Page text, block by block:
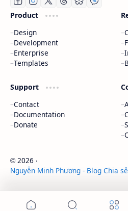
Product
Design
Development
Enterprise
Templates
Support
Contact
Documentation
Donate
© 2026 ‧
Nguyễn Minh Phương - Blog Chia